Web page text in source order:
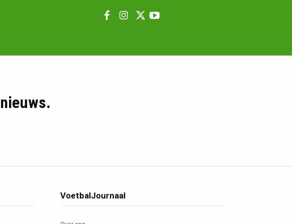
VoetbalJournaal